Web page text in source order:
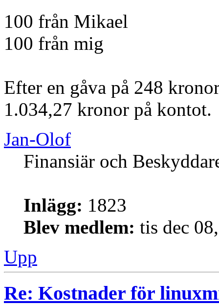
100 från Mikael
100 från mig
Efter en gåva på 248
1.034,27 kronor på kontot.
Jan-Olof
Finansiär och
Inlägg: 1823
Blev medlem: tis dec
Upp
Re: Kostnader för